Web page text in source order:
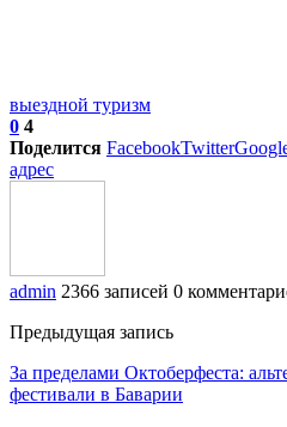
выездной туризм
0 4
Поделится FacebookTwitter
адрес
admin 2366 записей 0
Предыдущая запись
За пределами Октоберфеста:
фестивали в Баварии